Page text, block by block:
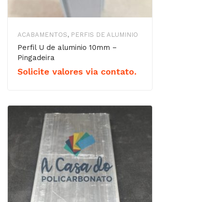
ACABAMENTOS, PERFIS DE ALUMINIO
Perfil U de aluminio 10mm –
Pingadeira
Solicite valores via contato.